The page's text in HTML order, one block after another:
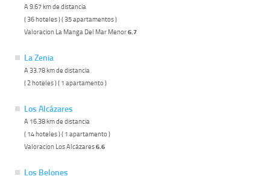
A 9.67 km de distancia
( 36 hoteles ) ( 35 apartamentos )
Valoracion La Manga Del Mar Menor6.7
La Zenia
A 33.78 km de distancia
( 2 hoteles ) ( 1 apartamento )
Los Alcázares
A 16.38 km de distancia
( 14 hoteles ) ( 1 apartamento )
Valoracion Los Alcázares6.6
Los Belones